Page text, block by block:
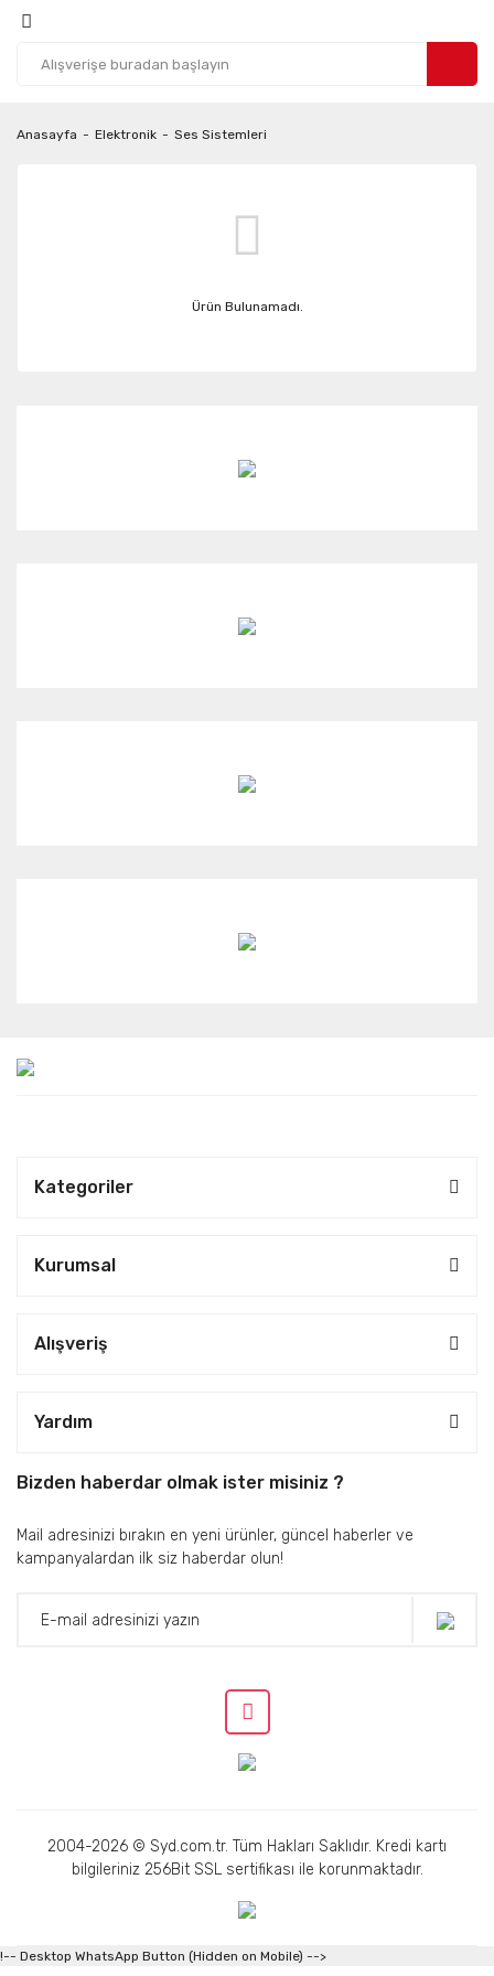
Anasayfa Elektronik Ses Sistemleri
Ürün Bulunamadı.
Kategoriler
Kurumsal
Alışveriş
Yardım
Bizden haberdar olmak ister misiniz ?
Mail adresinizi bırakın en yeni ürünler, güncel haberler ve
kampanyalardan ilk siz haberdar olun!
2004-2026 © Syd.com.tr. Tüm Hakları Saklıdır. Kredi kartı
bilgileriniz 256Bit SSL sertifikası ile korunmaktadır.
!-- Desktop WhatsApp Button (Hidden on Mobile) -->